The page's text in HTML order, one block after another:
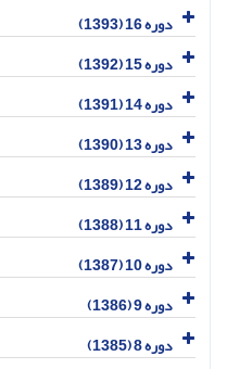
دوره 16 (1393)
دوره 15 (1392)
دوره 14 (1391)
دوره 13 (1390)
دوره 12 (1389)
دوره 11 (1388)
دوره 10 (1387)
دوره 9 (1386)
دوره 8 (1385)